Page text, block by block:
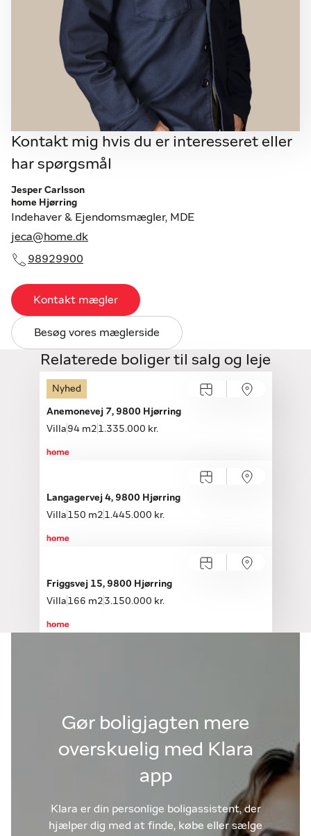
Kontakt mig hvis du er interesseret eller
har spørgsmål
Jesper Carlsson
home Hjørring
Indehaver & Ejendomsmægler, MDE
jeca@home.dk
98929900
Kontakt mægler
Besøg vores mæglerside
Relaterede boliger til salg og leje
Nyhed
Anemonevej 7, 9800 Hjørring
Villa 94 m2 1.335.000 kr.
Langagervej 4, 9800 Hjørring
Villa 150 m2 1.445.000 kr.
Lørdag 08.08, kl. 12.00-15.00
Friggsvej 15, 9800 Hjørring
Villa 166 m2 3.150.000 kr.
Gør boligjagten mere
overskuelig med Klara
app
Klara er din personlige boligassistent, der
hjælper dig med at finde, købe eller sælge